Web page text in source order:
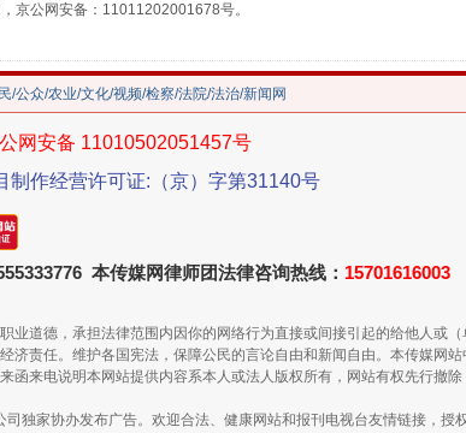
花
京公网安备：11011202001678号。
/公众/农业/文化/视频/检察/法院/法治/新闻网
网安备 11010502051457号
制作经营许可证:（京）字第31140号
本传媒网律师团法律咨询热线： 15701616003
道德，承担法律范围内因你的网络行为直接或间接引起的给他人或（
济责任。维护各国宪法，保障公民的言论自由和新闻自由。本传媒网
来电说明本网站提供内容系本人或法人版权所有，网站有权先行撤除
独家协办发布广告。欢迎合法、健康网站和报刊电视台友情链接，授